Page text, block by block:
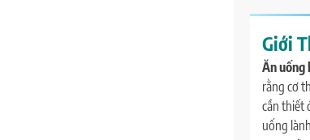
Giới
Ăn uống
rằng cơ
cần thiết
uống